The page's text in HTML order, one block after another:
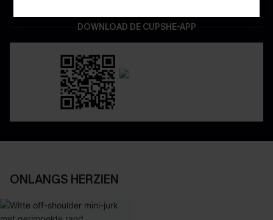
DOWNLOAD DE CUPSHE-APP
ONLANGS HERZIEN